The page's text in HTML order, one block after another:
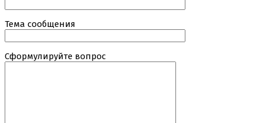
Тема сообщения
Сформулируйте вопрос